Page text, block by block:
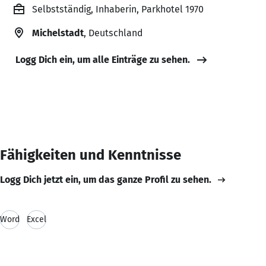
Selbstständig, Inhaberin, Parkhotel 1970
Michelstadt, Deutschland
Logg Dich ein, um alle Einträge zu sehen.
Fähigkeiten und Kenntnisse
Logg Dich jetzt ein, um das ganze Profil zu sehen.
Word Excel